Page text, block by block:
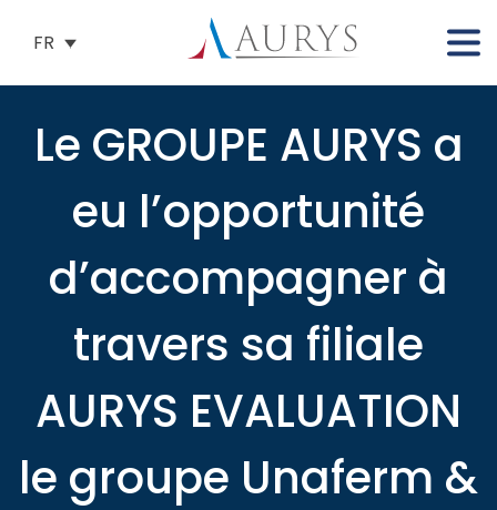
FR
Le GROUPE AURYS a
eu l’opportunité
d’accompagner à
travers sa filiale
AURYS EVALUATION
le groupe Unaferm &